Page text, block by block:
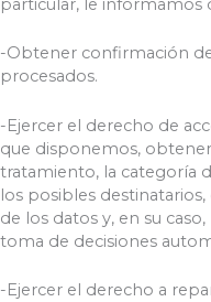
particular, le informamos
-Obtener confirmación
procesados.
-Ejercer el derecho de
que disponemos,
tratamiento, la categoría
los posibles
de los datos y, en su
toma de decisiones
-Ejercer el derecho a